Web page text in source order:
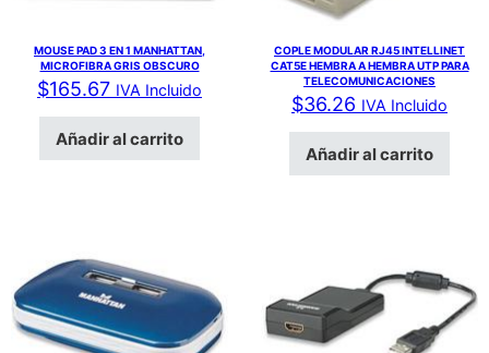
MOUSE PAD 3 EN 1 MANHATTAN,
MICROFIBRA GRIS OBSCURO
$165.67 IVA Incluido
Añadir al carrito
COPLE MODULAR RJ45 INTELLINET
CAT5E HEMBRA A HEMBRA UTP PARA
TELECOMUNICACIONES
$36.26 IVA Incluido
Añadir al carrito